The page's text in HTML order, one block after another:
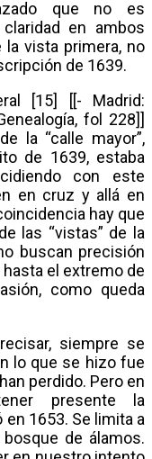
que no es
en ambos
la vista primera, no
de 1639.
[15] [[- Madrid:
fol 228]]
la “calle mayor”,
de 1639, estaba
con este
en cruz y allá en
hay que
las “vistas” de la
buscan precisión
el extremo de
como queda
siempre se
lo que se hizo fue
perdido. Pero en
presente la
1653. Se limita a
de álamos.